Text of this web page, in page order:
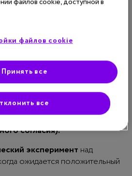
к сожалению, написаны
людей
врачей на
людьми (с их
согласия).
эксперимент над
ожидается положительный
файлов cookie
все
Принять все